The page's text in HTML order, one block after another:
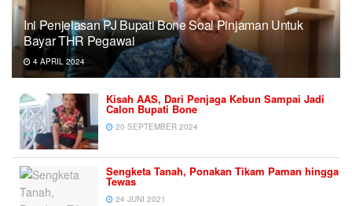
Ini Penjelasan PJ Bupati Bone Soal Pinjaman Untuk
Bayar THR Pegawai
4 APRIL 2024
Kisah AAS, Dari Penjaga Kebun Sampai Jadi
Calon Bupati Bone
20 SEPTEMBER 2024
Sengketa Tanah, Ponakan Tikam Paman hingga
Tewas
24 JUNI 2021